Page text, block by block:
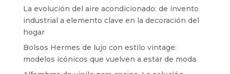
La evolución del aire acondicionado: de invento
industrial a elemento clave en la decoración del
hogar
Bolsos Hermes de lujo con estilo vintage:
modelos icónicos que vuelven a estar de moda